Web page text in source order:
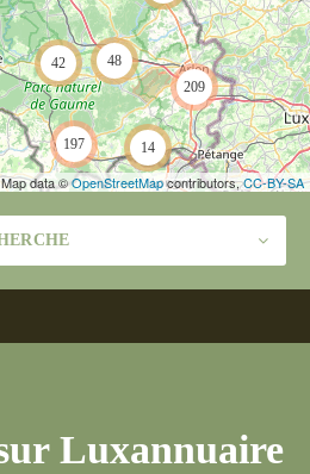
42
197 14
48
209
data ©OpenStreetMapcontributors,CC-BY-SA
Luxannuaire